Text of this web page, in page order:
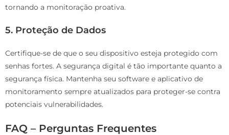
tornando a monitoração proativa.
5. Proteção de Dados
Certifique-se de que o seu dispositivo esteja protegido com
senhas fortes. A segurança digital é tão importante quanto a
segurança física. Mantenha seu software e aplicativo de
monitoramento sempre atualizados para proteger-se contra
potenciais vulnerabilidades.
FAQ – Perguntas Frequentes